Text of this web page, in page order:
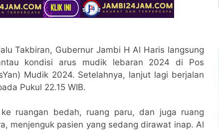
Takbiran, Gubernur Jambi H Al Haris langsung
kondisi arus mudik lebaran 2024 di Pos
Mudik 2024. Setelahnya, lanjut lagi berjalan
Pukul 22.15 WIB.
ruangan bedah, ruang paru, dan juga ruang
menjenguk pasien yang sedang dirawat inap. Al